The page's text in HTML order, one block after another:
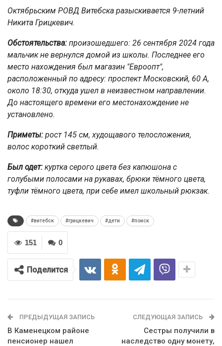
Октябрьским РОВД Витебска разыскивается 9-летний
Никита Грицкевич.
Обстоятельства: произошедшего: 26 сентября 2024 года
мальчик не вернулся домой из школы. Последнее его
место нахождения был магазин "Евроопт",
расположенный по адресу: проспект Московский, 60 А,
около 18:30, откуда ушел в неизвестном направлении.
До настоящего времени его местонахождение не
установлено.
Приметы: рост 145 см, худощавого телосложения,
волос короткий светлый.
Был одет: куртка серого цвета без капюшона с
голубыми полосами на рукавах, брюки тёмного цвета,
туфли тёмного цвета, при себе имел школьный рюкзак.
#витебск #грицкевич #дети #поиск
0
151
Поделится
ПРЕДЫДУЩАЯ ЗАПИСЬ
В Каменецком районе
пенсионер нашел
СЛЕДУЮЩАЯ ЗАПИСЬ
Сестры получили в
наследство одну монету,